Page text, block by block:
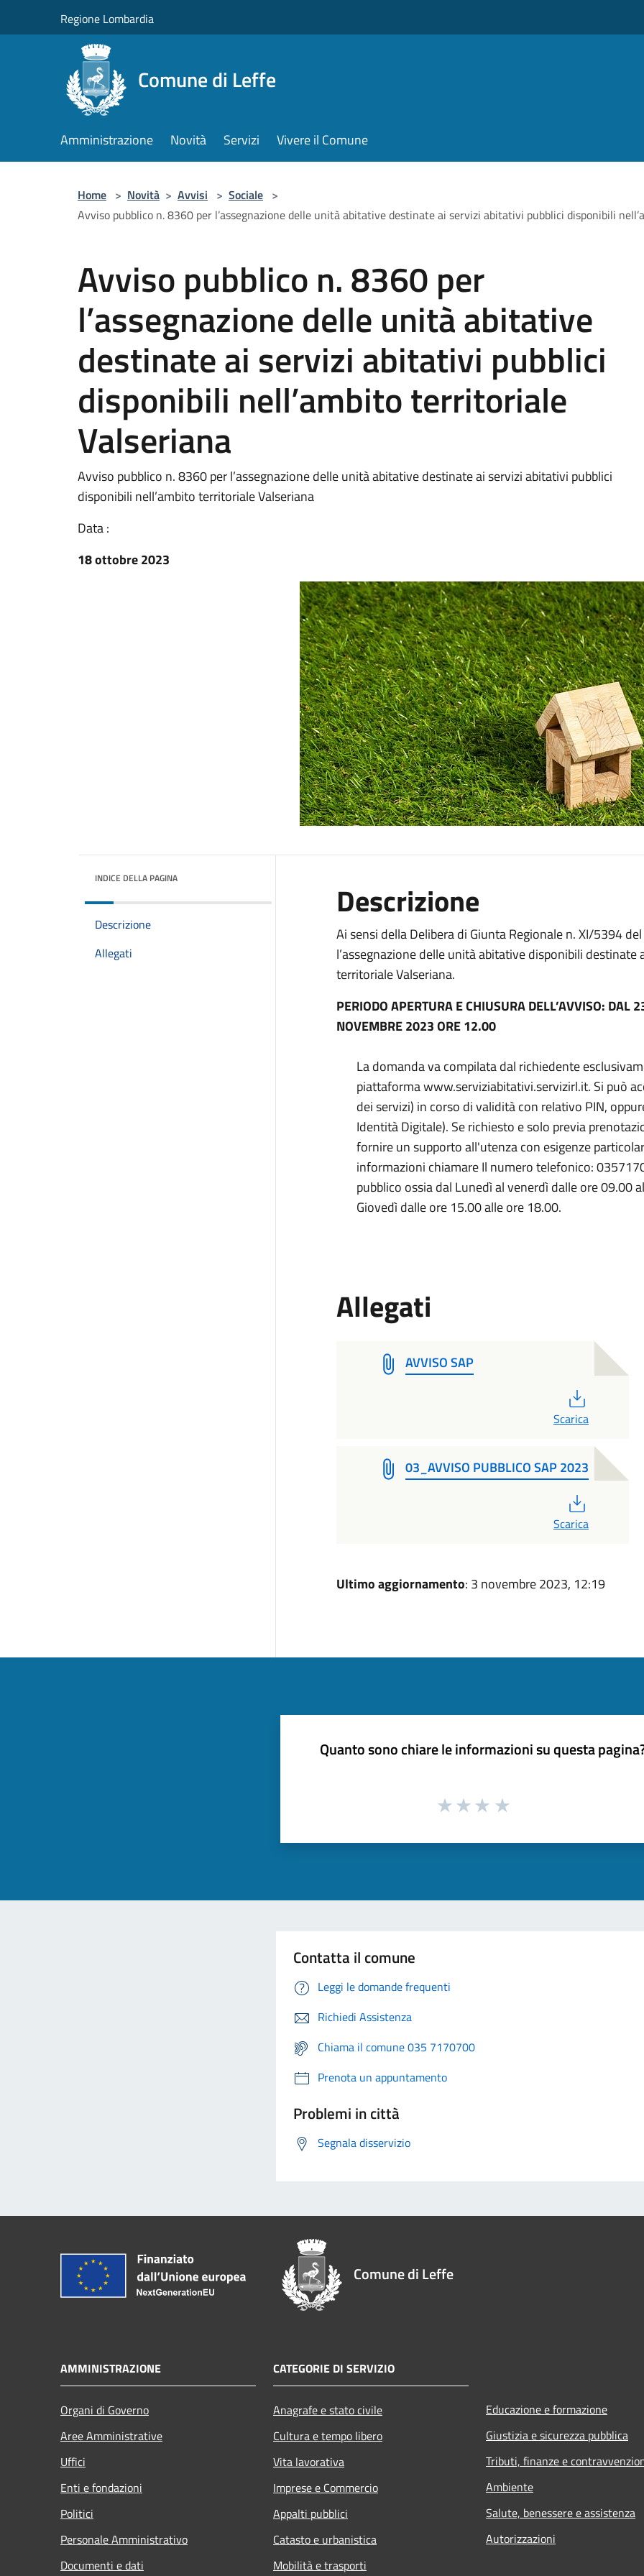
Regione Lombardia
Comune di Leffe
Amministrazione Novità Servizi Vivere il Comune
Home > Novità > Avvisi > Sociale >
Avviso pubblico n. 8360 per l’assegnazione delle unità abitative destinate ai servizi abitativi pubblici disponibili
Avviso pubblico n. 8360 per
l’assegnazione delle unità abitative
destinate ai servizi abitativi pubblici
disponibili nell’ambito territoriale
Valseriana
Avviso pubblico n. 8360 per l’assegnazione delle unità abitative destinate ai servizi abitativi pubblici
disponibili nell’ambito territoriale Valseriana
Data :
18 ottobre 2023
INDICE DELLA PAGINA
Descrizione
Allegati
Descrizione
Ai sensi della Delibera di Giunta Regionale n. XI/5394
l’assegnazione delle unità abitative disponibili
territoriale Valseriana.
PERIODO APERTURA E CHIUSURA DELL’AVVISO:
NOVEMBRE 2023 ORE 12.00
La domanda va compilata dal richiedente
piattaforma www.serviziabitativi.servizirl.it. Si può
dei servizi) in corso di validità con relativo PIN,
Identità Digitale). Se richiesto e solo previa
fornire un supporto all'utenza con esigenze
informazioni chiamare Il numero telefonico:
pubblico ossia dal Lunedì al venerdì dalle ore 09.00
Giovedì dalle ore 15.00 alle ore 18.00.
Allegati
AVVISO SAP
Scarica
03_AVVISO PUBBLICO SAP 2023
Scarica
Ultimo aggiornamento: 3 novembre 2023, 12:19
Quanto sono chiare le informazioni su questa
Contatta il comune
Leggi le domande frequenti
Richiedi Assistenza
Chiama il comune 035 7170700
Prenota un appuntamento
Problemi in città
Segnala disservizio
Comune di Leffe
AMMINISTRAZIONE
Organi di Governo
Aree Amministrative
Uffici
Enti e fondazioni
Politici
Personale Amministrativo
Documenti e dati
CATEGORIE DI SERVIZIO
Anagrafe e stato civile
Cultura e tempo libero
Vita lavorativa
Imprese e Commercio
Appalti pubblici
Catasto e urbanistica
Mobilità e trasporti
Educazione e formazione
Giustizia e sicurezza pubblica
Tributi, finanze e
Ambiente
Salute, benessere e assistenza
Autorizzazioni